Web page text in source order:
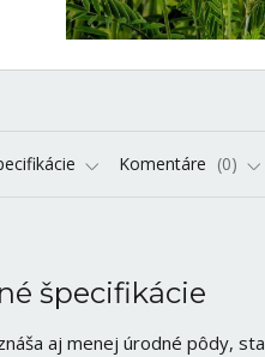
Komentáre 0
špecifikácie
aj menej úrodné pôdy,